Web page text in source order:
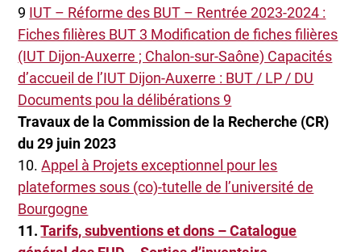
9 IUT – Réforme des BUT – Rentrée 2023-2024 :
Fiches filières BUT 3 Modification de fiches filières
(IUT Dijon-Auxerre ; Chalon-sur-Saône) Capacités
d’accueil de l’IUT Dijon-Auxerre : BUT / LP / DU
Documents pou la délibérations 9
Travaux de la Commission de la Recherche (CR)
du 29 juin 2023
10.Appel à Projets exceptionnel pour les
plateformes sous (co)-tutelle de l’université de
Bourgogne
11.Tarifs, subventions et dons – Catalogue